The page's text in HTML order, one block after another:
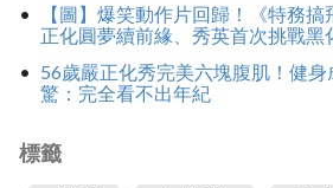
【圖】爆笑動作片回歸！《特務
正化圓夢續前緣、秀英首次挑戰黑
56歲嚴正化秀完美六塊腹肌！健
驚：完全看不出年紀
標籤